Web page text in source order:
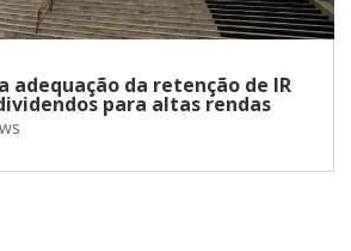
adequação da retenção de IR
para altas rendas